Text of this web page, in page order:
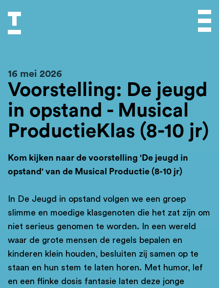
16 mei 2026
Voorstelling: De jeugd
in opstand - Musical
ProductieKlas (8-10 jr)
Kom kijken naar de voorstelling 'De jeugd in
opstand' van de Musical Productie (8-10 jr)
In De Jeugd in opstand volgen we een groep
slimme en moedige klasgenoten die het zat zijn om
niet serieus genomen te worden. In een wereld
waar de grote mensen de regels bepalen en
kinderen klein houden, besluiten zij samen op te
staan en hun stem te laten horen. Met humor, lef
en een flinke dosis fantasie laten deze jonge